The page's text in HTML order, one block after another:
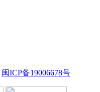
闽ICP备19006678号